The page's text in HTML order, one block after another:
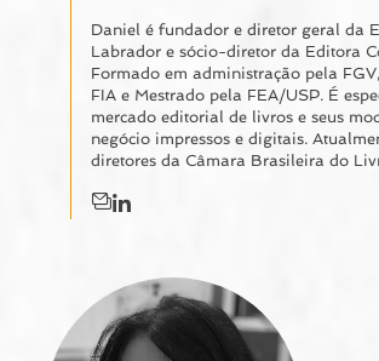
Daniel é fundador e diretor geral da
Labrador e sócio-diretor da Editora
Formado em administração pela
FIA e Mestrado pela FEA/USP. É
mercado editorial de livros e seus
negócio impressos e digitais.
diretores da Câmara Brasileira do